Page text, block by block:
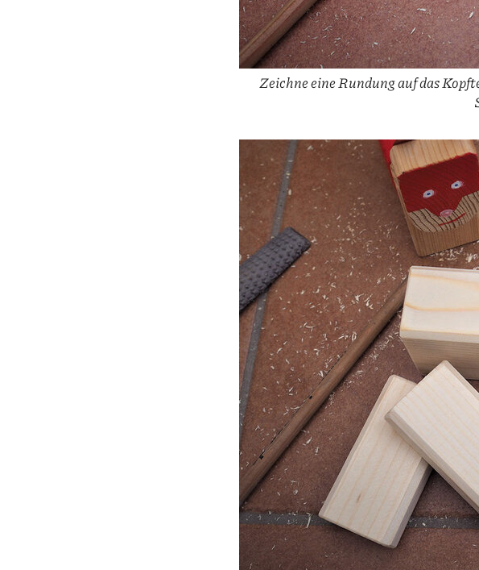
Zeichne eine Rundung auf das